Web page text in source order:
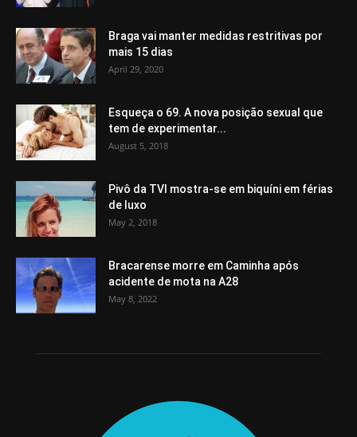
Braga vai manter medidas restritivas por
mais 15 dias
April 29, 2020
Esqueça o 69. A nova posição sexual que
tem de experimentar...
August 5, 2018
Pivô da TVI mostra-se em biquíni em férias
de luxo
May 2, 2018
Bracarense morre em Caminha após
acidente de mota na A28
May 8, 2022